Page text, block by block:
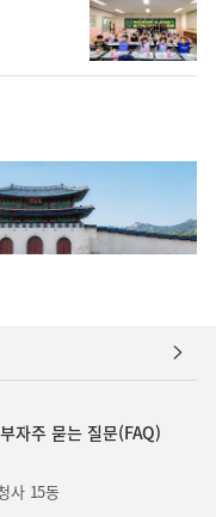
자주 묻는 질문(FAQ)
사 15동